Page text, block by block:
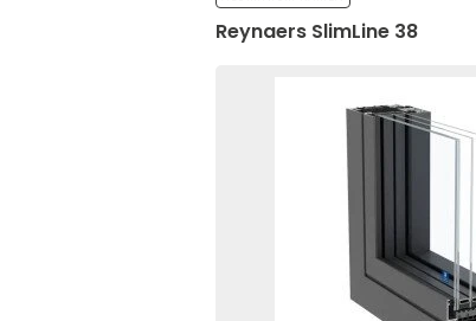
Reynaers SlimLine 38